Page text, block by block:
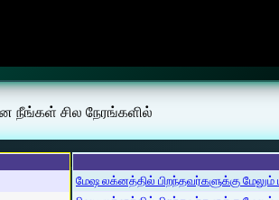
நீங்கள் சில நேரங்களில்
மேஷ லக்னத்தில் பிறந்தவர்களுக்கு மேலும்